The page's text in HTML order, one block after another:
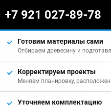
+7 921 027-89-78
Готовим материалы сами
Отбираем древесину и
Корректируем проекты
Меняем планировку,
Уточняем комплектацию